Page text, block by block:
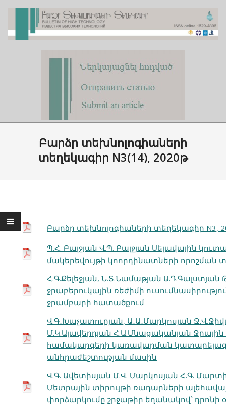
content
Բարձր տեխնոլոգիաների
տեղեկագիր N3(14), 2020թ
Բարձր տեխնոլոգիաների տեղեկագիր N3,
Պ.Հ. Բալջյան Վ.Պ. Բալջյան Սելավային
մակերեվույթի կոորդինատների որոշման
Հ.Գ.Քելեջյան, Ն.Տ.Նամաթյան
ջրաբերուկային ռեժիմի
ջրամբարի հատածքում
Վ.Գ․Խաչատուրյան, Ա․Ա․Մարկոսյան
Մ.Կ.Ալավերդյան Հ.Ա.Մնացականյան Ջրային
համակարգերի կառավարման
անհրաժեշտության մասին
Վ.Գ. Ավետիսյան Մ.Վ. Մարկոսյան Հ.Գ.
Մետրային տիրույթի ռադարների
փորձարկումը շրջաթիր եղանակով՝